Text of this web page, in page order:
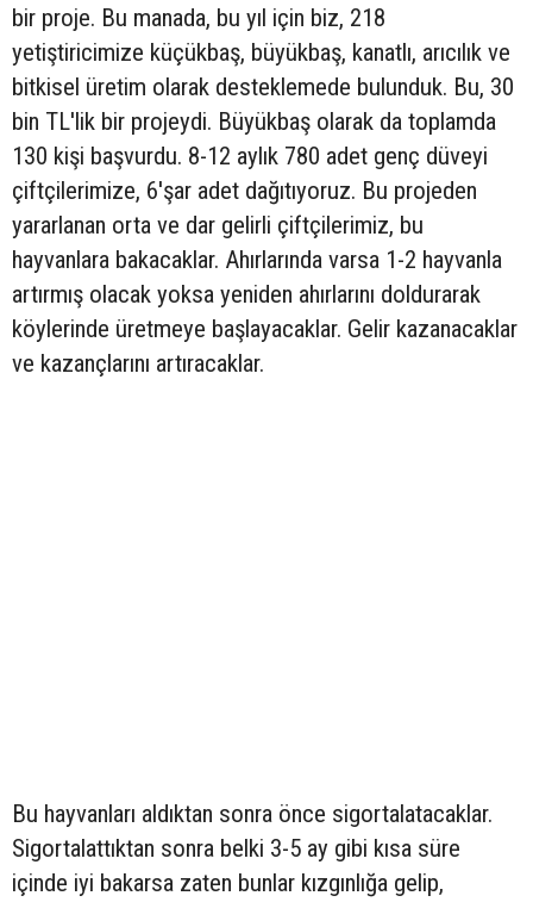
bir proje. Bu manada, bu yıl için biz, 218
yetiştiricimize küçükbaş, büyükbaş, kanatlı, arıcılık ve
bitkisel üretim olarak desteklemede bulunduk. Bu, 30
bin TL'lik bir projeydi. Büyükbaş olarak da toplamda
130 kişi başvurdu. 8-12 aylık 780 adet genç düveyi
çiftçilerimize, 6'şar adet dağıtıyoruz. Bu projeden
yararlanan orta ve dar gelirli çiftçilerimiz, bu
hayvanlara bakacaklar. Ahırlarında varsa 1-2 hayvanla
artırmış olacak yoksa yeniden ahırlarını doldurarak
köylerinde üretmeye başlayacaklar. Gelir kazanacaklar
ve kazançlarını artıracaklar.
Bu hayvanları aldıktan sonra önce sigortalatacaklar.
Sigortalattıktan sonra belki 3-5 ay gibi kısa süre
içinde iyi bakarsa zaten bunlar kızgınlığa gelip,